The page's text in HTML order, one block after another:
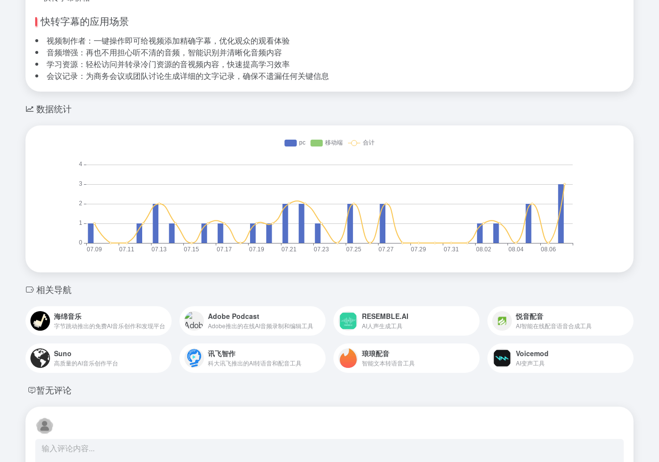
快转字幕的应用场景
视频制作者：一键操作即可给视频添加精确字幕，优化观众的观看体验
音频增强：再也不用担心听不清的音频，智能识别并清晰化音频内容
学习资源：轻松访问并转录冷门资源的音视频内容，快速提高学习效率
会议记录：为商务会议或团队讨论生成详细的文字记录，确保不遗漏任何关键信息
数据统计
相关导航
海绵音乐
字节跳动推出的免费AI音乐创作和发现平台
Adobe Podcast
Adobe推出的在线AI音频录制和编辑工具
RESEMBLE.AI
AI人声生成工具
悦音配音
AI智能在线配音语音合成工具
Suno
高质量的AI音乐创作平台
讯飞智作
科大讯飞推出的AI转语音和配音工具
琅琅配音
智能文本转语音工具
Voicemod
AI变声工具
暂无评论